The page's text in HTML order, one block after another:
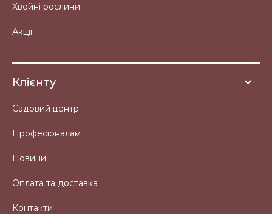
Хвойні рослини
Акції
Клієнту
Садовий центр
Професіоналам
Новини
Оплата та доставка
Контакти